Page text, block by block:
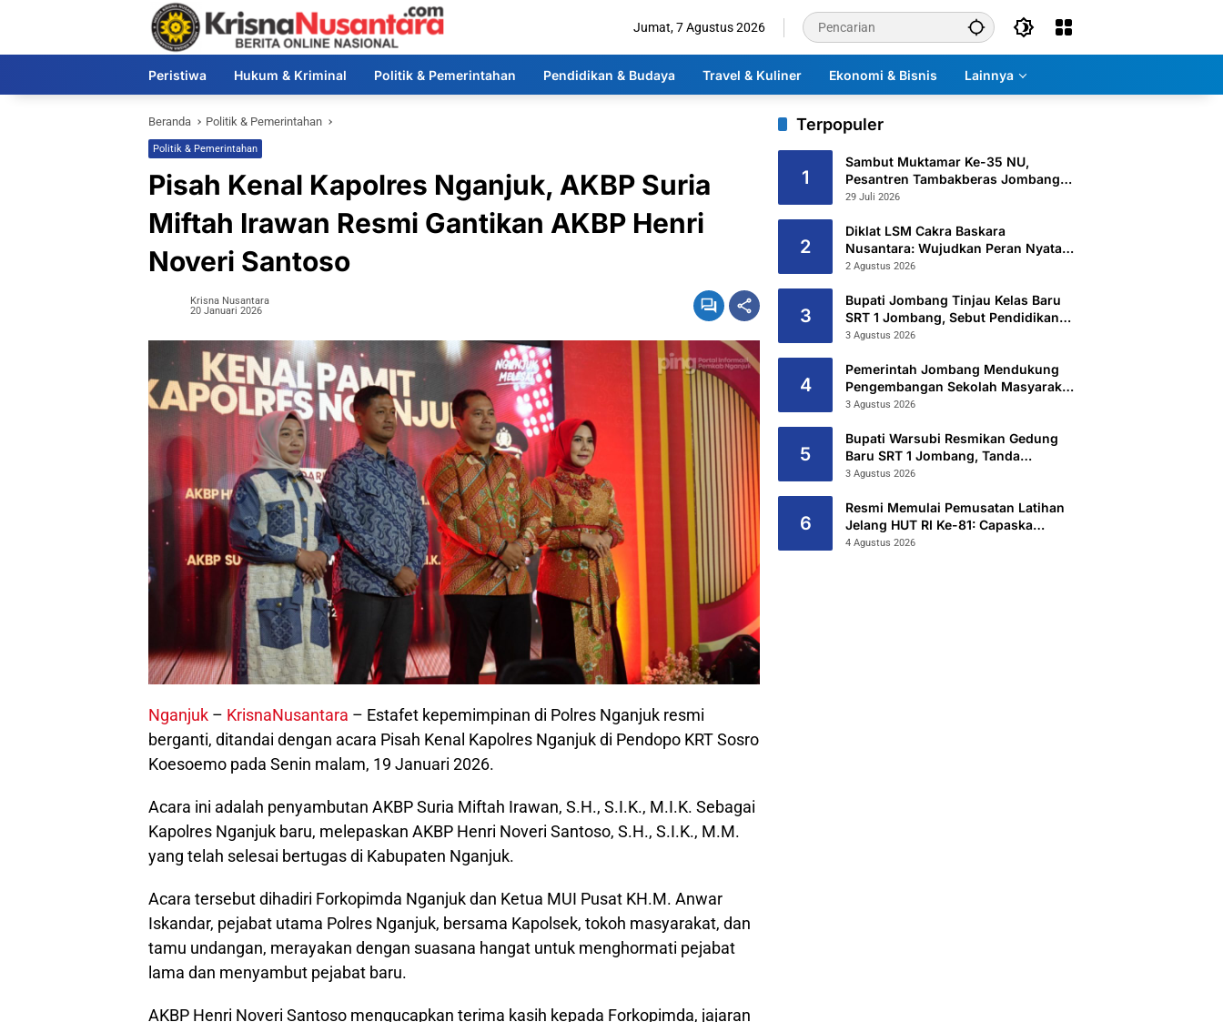
Jumat, 7 Agustus 2026
Peristiwa Hukum & Kriminal Politik & Pemerintahan Pendidikan & Budaya Travel & Kuliner Ekonomi & Bisnis Lainnya
Beranda Politik & Pemerintahan
Politik & Pemerintahan
Pisah Kenal Kapolres Nganjuk, AKBP Suria
Miftah Irawan Resmi Gantikan AKBP Henri
Noveri Santoso
Krisna Nusantara
20 Januari 2026
Nganjuk – KrisnaNusantara – Estafet kepemimpinan di Polres Nganjuk resmi
berganti, ditandai dengan acara Pisah Kenal Kapolres Nganjuk di Pendopo KRT Sosro
Koesoemo pada Senin malam, 19 Januari 2026.
Acara ini adalah penyambutan AKBP Suria Miftah Irawan, S.H., S.I.K., M.I.K. Sebagai
Kapolres Nganjuk baru, melepaskan AKBP Henri Noveri Santoso, S.H., S.I.K., M.M.
yang telah selesai bertugas di Kabupaten Nganjuk.
Acara tersebut dihadiri Forkopimda Nganjuk dan Ketua MUI Pusat KH.M. Anwar
Iskandar, pejabat utama Polres Nganjuk, bersama Kapolsek, tokoh masyarakat, dan
tamu undangan, merayakan dengan suasana hangat untuk menghormati pejabat
lama dan menyambut pejabat baru.
AKBP Henri Noveri Santoso mengucapkan terima kasih kepada Forkopimda, jajaran
Terpopuler
1
Sambut Muktamar Ke-35 NU,
Pesantren Tambakberas Jombang
Petakan 26 Titik Layanan Utama
29 Juli 2026
2
Diklat LSM Cakra Baskara
Nusantara: Wujudkan Peran Nyata
untuk Masyarakat
2 Agustus 2026
3
Bupati Jombang Tinjau Kelas Baru
SRT 1 Jombang, Sebut Pendidikan
Gratis Beri Harapan Baru
3 Agustus 2026
4
Pemerintah Jombang Mendukung
Pengembangan Sekolah Masyarakat
Yang Kurang Mampu Hingga
Rakyat Terintegritas 1 Jombang
3 Agustus 2026
5
Bupati Warsubi Resmikan Gedung
Baru SRT 1 Jombang, Tanda
Dimulainya MPLS Tahun Ajaran
3 Agustus 2026
6
Resmi Memulai Pemusatan Latihan
Jelang HUT RI Ke-81: Capaska
Jombang 2026 “Mahesa Rakta
4 Agustus 2026